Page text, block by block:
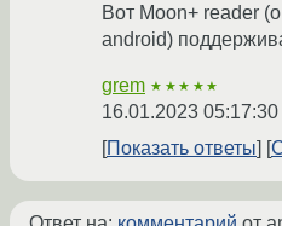
Вот Moon+ reader
android)
grem ★★★★★
16.01.2023
Показать ответы